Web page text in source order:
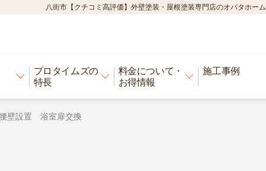
八街市【クチコミ高評価】外壁塗装・屋根塗装専門店のオバタホーム
プロタイムズの
特長
料金について・
お得情報
施工事例
設置 浴室扉交換